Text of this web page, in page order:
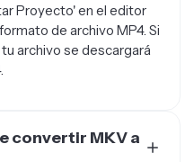
Proyecto' en el editor
de archivo MP4. Si
archivo se descargará
convertir MKV a